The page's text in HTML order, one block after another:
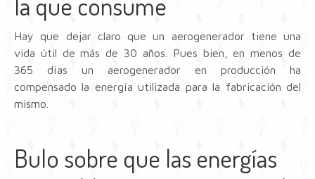
Hay que dejar claro que un aerogenerador tiene una
vida útil de más de 30 años. Pues bien, en menos de
365 días un aerogenerador en producción ha
compensado la energía utilizada para la fabricación del
mismo.
Bulo sobre que las energías